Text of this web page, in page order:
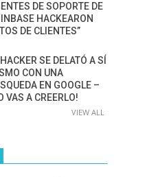
DE SOPORTE DE
HACKEARON
DE CLIENTES”
SE DELATÓ A SÍ
CON UNA
EN GOOGLE –
VAS A CREERLO!
VIEW ALL